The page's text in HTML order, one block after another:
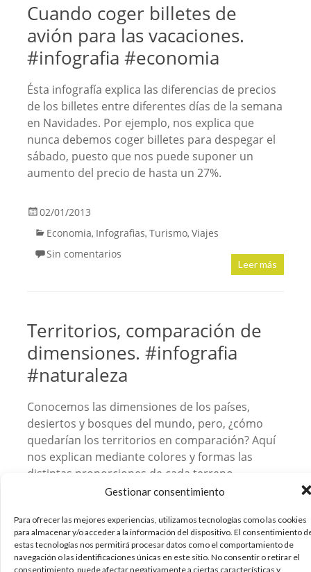
Gestionar consentimiento
Para ofrecer las mejores experiencias, utilizamos tecnologías como las cookies
para almacenar y/o acceder a la información del dispositivo. El consentimiento
estas tecnologías nos permitirá procesar datos como el comportamiento de
navegación o las identificaciones únicas en este sitio. No consentir o retirar el
consentimiento, puede afectar negativamente a ciertas características y
Cuando coger billetes de
avión para las vacaciones.
#infografia #economia
Ésta infografía explica las diferencias de precios
de los billetes entre diferentes días de la semana
en Navidades. Por ejemplo, nos explica que
nunca debemos coger billetes para despegar el
sábado, puesto que nos puede suponer un
aumento del precio de hasta un 27%.
02/01/2013
Economia, Infografias, Turismo, Viajes
Sin comentarios
Leer más
Territorios, comparación de
dimensiones. #infografia
#naturaleza
Conocemos las dimensiones de los países,
desiertos y bosques del mundo, pero, ¿cómo
quedarían los territorios en comparación? Aquí
nos explican mediante colores y formas las
distintas proporciones de cada terreno,
empezando desde los países hasta los desiertos.
02/01/2013
Infografias,Medioambiente,Turismo, Viajes